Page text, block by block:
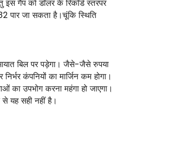
गैप को डॉलर के रिकॉर्ड स्तरपर
पार जा सकता है।चूंकि स्थिति
बिल पर पड़ेगा। जैसे-जैसे रुपया
कंपनियों का मार्जिन कम होगा।
का उपभोग करना महंगा हो जाएगा।
यह सही नहीं है।